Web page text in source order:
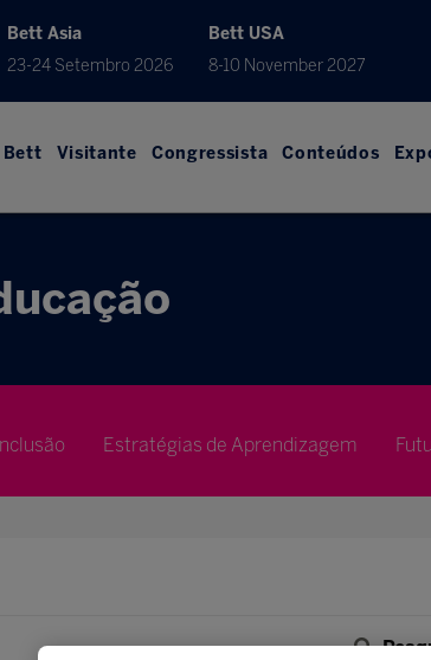
Bett Asia
23-24 Setembro 2026
Bett USA
8-10 November 2027
Bett Visitante Congressista Conteúdos
Estratégias de Aprendizagem